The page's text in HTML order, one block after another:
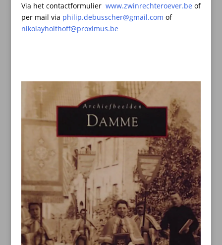
Via het contactformulier www.zwinrechteroever.be of
per mail via philip.debusscher@gmail.com of
nikolayholthoff@proximus.be